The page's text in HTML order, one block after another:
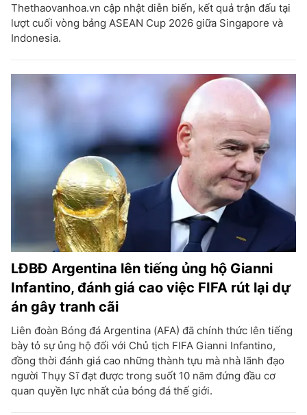
Thethaovanhoa.vn cập nhật diễn biến, kết quả trận đấu tại
lượt cuối vòng bảng ASEAN Cup 2026 giữa Singapore và
Indonesia.
LĐBĐ Argentina lên tiếng ủng hộ Gianni
Infantino, đánh giá cao việc FIFA rút lại dự
án gây tranh cãi
Liên đoàn Bóng đá Argentina (AFA) đã chính thức lên tiếng
bày tỏ sự ủng hộ đối với Chủ tịch FIFA Gianni Infantino,
đồng thời đánh giá cao những thành tựu mà nhà lãnh đạo
người Thụy Sĩ đạt được trong suốt 10 năm đứng đầu cơ
quan quyền lực nhất của bóng đá thế giới.